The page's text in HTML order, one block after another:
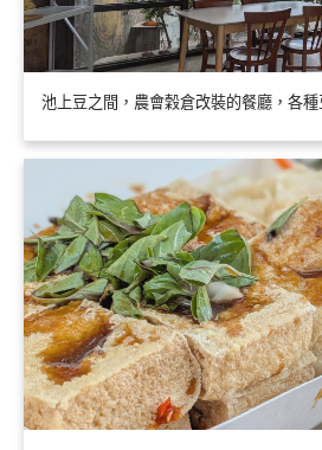
池上豆之間，農會穀倉改裝的餐廳，各種